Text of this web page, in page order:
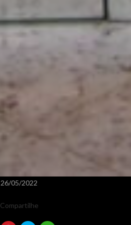
26/05/2022
Compartilhe